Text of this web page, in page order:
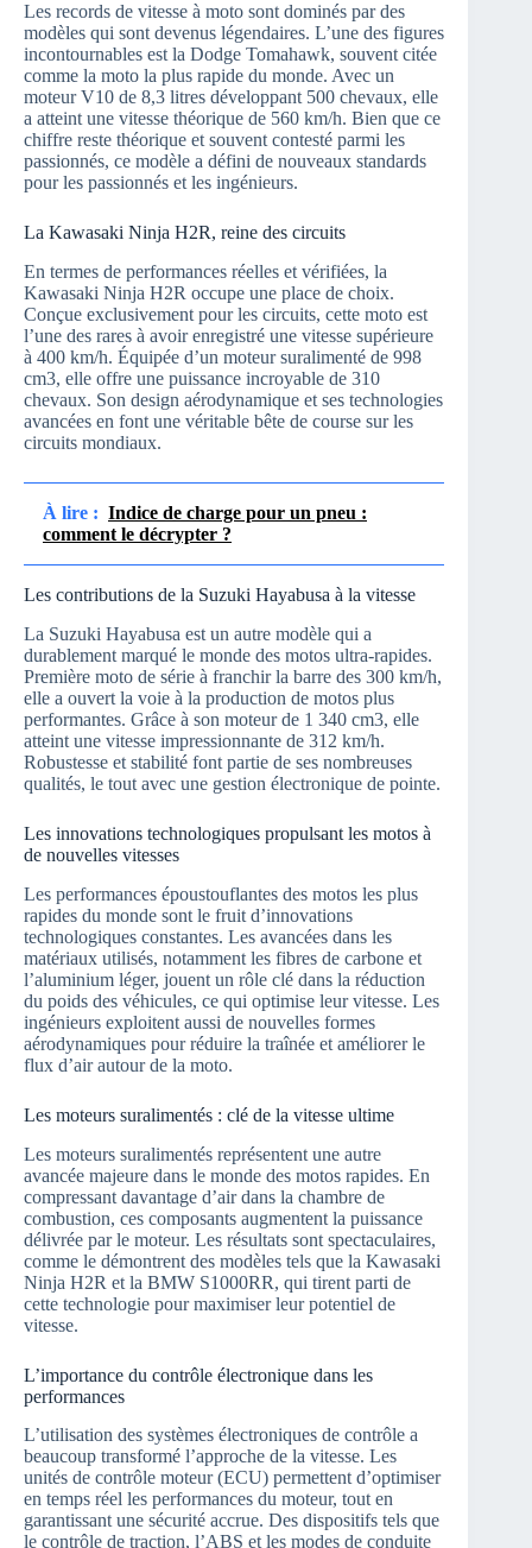
Les records de vitesse à moto sont dominés par des
modèles qui sont devenus légendaires. L’une des figures
incontournables est la Dodge Tomahawk, souvent citée
comme la moto la plus rapide du monde. Avec un
moteur V10 de 8,3 litres développant 500 chevaux, elle
a atteint une vitesse théorique de 560 km/h. Bien que ce
chiffre reste théorique et souvent contesté parmi les
passionnés, ce modèle a défini de nouveaux standards
pour les passionnés et les ingénieurs.
La Kawasaki Ninja H2R, reine des circuits
En termes de performances réelles et vérifiées, la
Kawasaki Ninja H2R occupe une place de choix.
Conçue exclusivement pour les circuits, cette moto est
l’une des rares à avoir enregistré une vitesse supérieure
à 400 km/h. Équipée d’un moteur suralimenté de 998
cm3, elle offre une puissance incroyable de 310
chevaux. Son design aérodynamique et ses technologies
avancées en font une véritable bête de course sur les
circuits mondiaux.
À lire : Indice de charge pour un pneu :
comment le décrypter ?
Les contributions de la Suzuki Hayabusa à la vitesse
La Suzuki Hayabusa est un autre modèle qui a
durablement marqué le monde des motos ultra-rapides.
Première moto de série à franchir la barre des 300 km/h,
elle a ouvert la voie à la production de motos plus
performantes. Grâce à son moteur de 1 340 cm3, elle
atteint une vitesse impressionnante de 312 km/h.
Robustesse et stabilité font partie de ses nombreuses
qualités, le tout avec une gestion électronique de pointe.
Les innovations technologiques propulsant les motos à
de nouvelles vitesses
Les performances époustouflantes des motos les plus
rapides du monde sont le fruit d’innovations
technologiques constantes. Les avancées dans les
matériaux utilisés, notamment les fibres de carbone et
l’aluminium léger, jouent un rôle clé dans la réduction
du poids des véhicules, ce qui optimise leur vitesse. Les
ingénieurs exploitent aussi de nouvelles formes
aérodynamiques pour réduire la traînée et améliorer le
flux d’air autour de la moto.
Les moteurs suralimentés : clé de la vitesse ultime
Les moteurs suralimentés représentent une autre
avancée majeure dans le monde des motos rapides. En
compressant davantage d’air dans la chambre de
combustion, ces composants augmentent la puissance
délivrée par le moteur. Les résultats sont spectaculaires,
comme le démontrent des modèles tels que la Kawasaki
Ninja H2R et la BMW S1000RR, qui tirent parti de
cette technologie pour maximiser leur potentiel de
vitesse.
L’importance du contrôle électronique dans les
performances
L’utilisation des systèmes électroniques de contrôle a
beaucoup transformé l’approche de la vitesse. Les
unités de contrôle moteur (ECU) permettent d’optimiser
en temps réel les performances du moteur, tout en
garantissant une sécurité accrue. Des dispositifs tels que
le contrôle de traction, l’ABS et les modes de conduite